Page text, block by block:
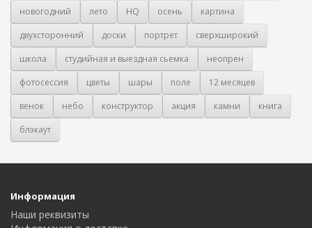
новогодний
лето HQ осень
картина
двухсторонний
доски портрет
сверхширокий
школа
студийная и выездная сьемка
неопрен
фотосессия
цветы шары поле
12 месяцев
венок
небо конструктор акция камни
книга
блэкаут
Информация
Наши реквизиты